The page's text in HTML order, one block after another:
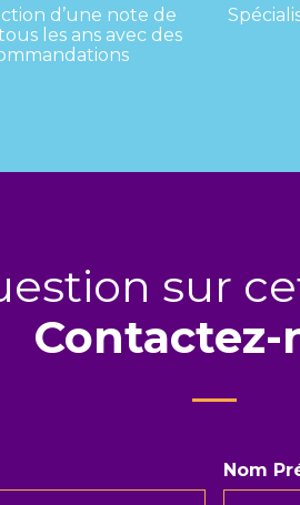
d’une note de
les ans avec des
sur
Contactez-
Nom